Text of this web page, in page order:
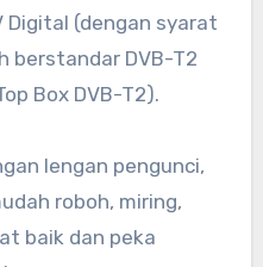
Digital (dengan syarat
berstandar DVB-T2
Box DVB-T2).
lengan pengunci,
roboh, miring,
baik dan peka